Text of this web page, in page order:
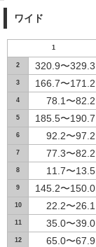
ワイド
1
2 320.9〜329.3
3 166.7〜171.2
4 78.1〜82.2
5 185.5〜190.7
6 92.2〜97.2
7 77.3〜82.2
8 11.7〜13.5
9 145.2〜150.0
10 22.2〜26.1
11 35.0〜39.0
12 65.0〜67.9